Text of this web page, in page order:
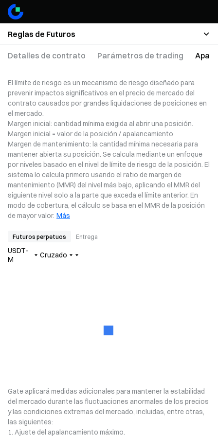
Reglas de Futuros
Detalles de contrato Parámetros de trading
El límite de riesgo es un mecanismo de riesgo diseñado para
prevenir impactos significativos en el precio de mercado del
contrato causados por grandes liquidaciones de posiciones en
el mercado.
Margen inicial: cantidad mínima exigida al abrir una posición.
Margen inicial = valor de la posición / apalancamiento
Margen de mantenimiento: la cantidad mínima necesaria para
mantener abierta su posición. Se calcula mediante un enfoque
por niveles basado en el nivel de límite de riesgo de la posición. El
sistema lo calcula primero usando el ratio de margen de
mantenimiento (MMR) del nivel más bajo, aplicando el MMR del
siguiente nivel solo a la parte que exceda el límite anterior. En
modo de cobertura, el cálculo se basa en el MMR de la posición
de mayor valor. Más
Futuros perpetuos Entrega
USDT-
M
Cruzado
Gate aplicará medidas adicionales para mantener la estabilidad
del mercado durante las fluctuaciones anormales de los precios
y las condiciones extremas del mercado, incluidas, entre otras,
las siguientes:
1. Ajuste del apalancamiento máximo.